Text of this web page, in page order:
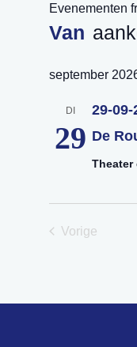
Evenementen
een
september
DI
29 De
29-09-
Theater
Vorige